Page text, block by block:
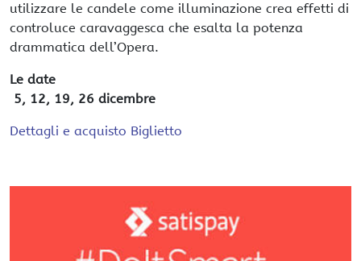
utilizzare le candele come illuminazione crea effetti di
controluce caravaggesca che esalta la potenza
drammatica dell’Opera.
Le date
5, 12, 19, 26 dicembre
Dettagli e acquisto Biglietto